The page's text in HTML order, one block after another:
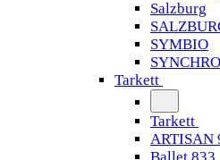
Salzburg
SYMBIO
Tarkett
Tarkett
ARTISAN